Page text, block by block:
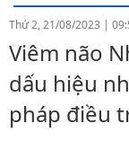
Thứ 2, 21/08/2023 |
Viêm não
dấu hiệu
pháp điều